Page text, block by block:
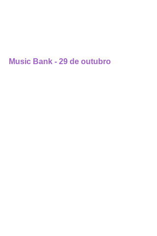
Music Bank - 29 de outubro